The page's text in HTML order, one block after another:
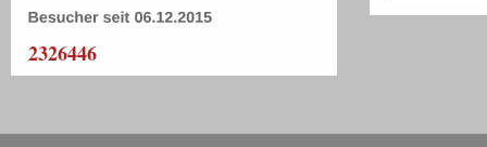
2326446